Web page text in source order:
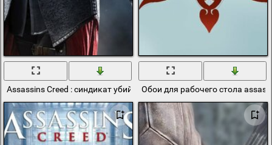
Assassins Creed : синдикат убийца в плаще с капюшоном
Обои для рабочего стола